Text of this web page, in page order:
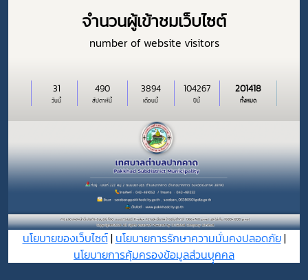
จำนวนผู้เข้าชมเว็บไซต์
number of website visitors
วันนี้
31
สัปดาห์นี้
490
เดือนนี้
3894
ปีนี้
104267
ทั้งหมด
201418
นโยบายของเว็บไซต์| นโยบายการรักษาความมั่นคงปลอดภัย|
นโยบายการคุ้มครองข้อมูลส่วนบุุคคล